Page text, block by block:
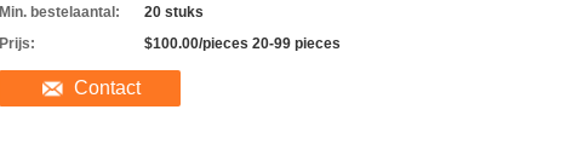
Min. bestelaantal:
20 stuks
Prijs:
$100.00/pieces 20-99 pieces
Contact